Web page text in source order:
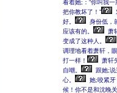
看着她;：“你叫我
把你教坏了！”
好。
身份低，
应该有的。
萧
变成了这种人。
调理地看着萧轩，
打一样！
萧轩
自嘲。
跟她;说
心。
她;咬紧牙
候！你不是和沈晚